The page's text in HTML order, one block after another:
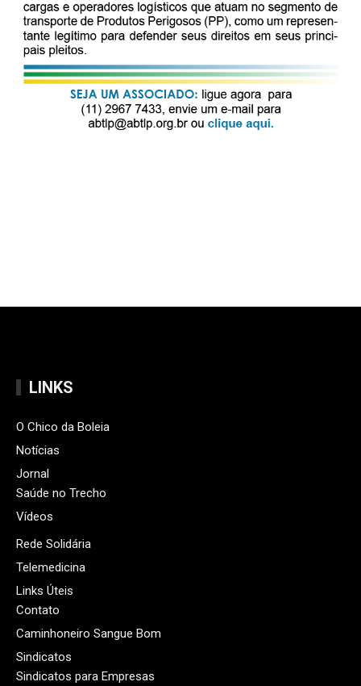
LINKS
O Chico da Boleia
Notícias
Jornal
Saúde no Trecho
Vídeos
Rede Solidária
Telemedicina
Links Úteis
Contato
Caminhoneiro Sangue Bom
Sindicatos
Sindicatos para Empresas